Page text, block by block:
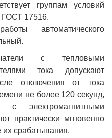
группам условий
ГОСТ 17516.
автоматического
с тепловыми
тока допускают
отключения от тока
не более 120 секунд,
электромагнитными
практически мгновенно
их срабатывания.